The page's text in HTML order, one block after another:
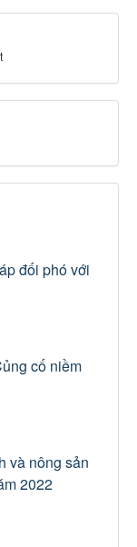
đối phó với
cố niềm
và nông sản
2022